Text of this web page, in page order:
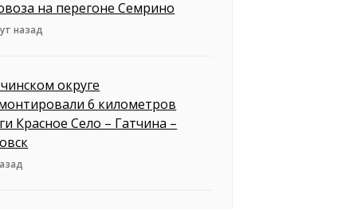
на перегоне Семрино
назад
округе
6 километров
Красное Село – Гатчина –